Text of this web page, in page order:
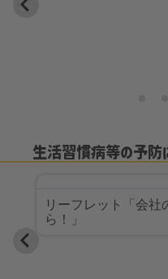
生活習慣病等の予防